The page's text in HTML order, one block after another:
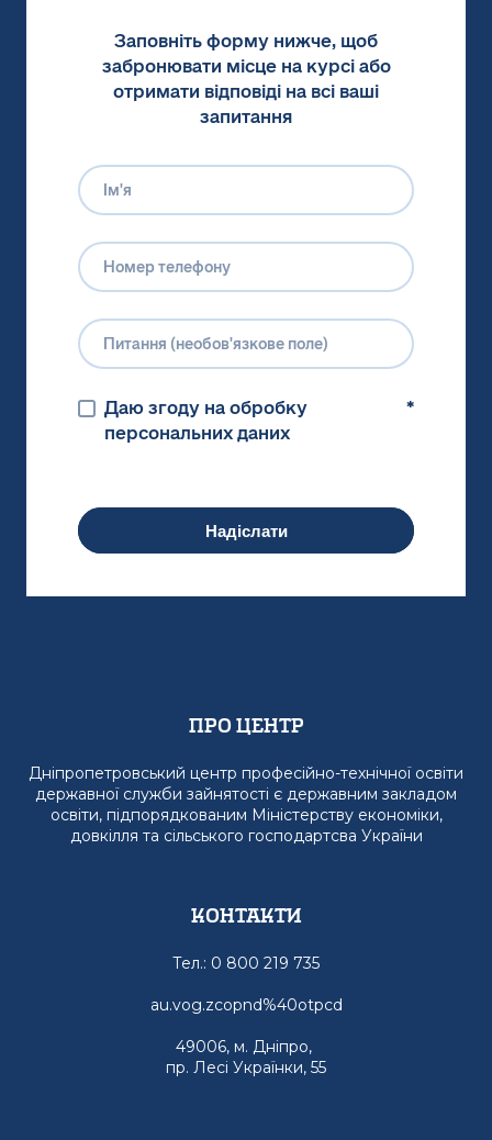
Заповніть форму нижче, щоб
забронювати місце на курсі або
отримати відповіді на всі ваші
запитання
Даю згоду на обробку
персональних даних
*
Надіслати
Про Центр
Дніпропетровський центр професійно-технічної освіти
державної служби зайнятості є державним закладом
освіти, підпорядкованим Міністерству економіки,
довкілля та сільського господартсва України
Контакти
Тел.: 0 800 219 735
au.vog.zcopnd%40otpcd
49006, м. Дніпро,
пр. Лесі Українки, 55